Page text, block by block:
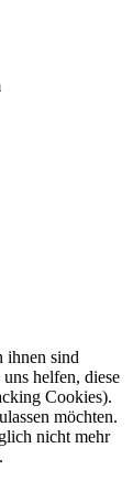
ihnen sind
helfen, diese
Cookies).
möchten.
nicht mehr